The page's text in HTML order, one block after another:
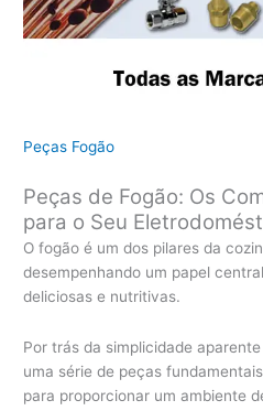
Peças Fogão
Peças de Fogão: Os
para o Seu
O fogão é um dos pilares da
desempenhando um papel
deliciosas e nutritivas.
Por trás da simplicidade
uma série de peças
para proporcionar um ambiente